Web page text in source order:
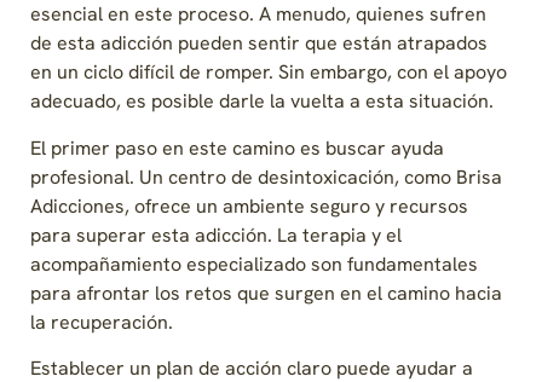
esencial en este proceso. A menudo, quienes sufren
de esta adicción pueden sentir que están atrapados
en un ciclo difícil de romper. Sin embargo, con el apoyo
adecuado, es posible darle la vuelta a esta situación.
El primer paso en este camino es buscar ayuda
profesional. Un centro de desintoxicación, como Brisa
Adicciones, ofrece un ambiente seguro y recursos
para superar esta adicción. La terapia y el
acompañamiento especializado son fundamentales
para afrontar los retos que surgen en el camino hacia
la recuperación.
Establecer un plan de acción claro puede ayudar a